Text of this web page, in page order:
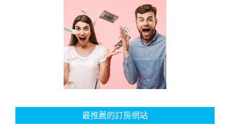
最推薦的訂房網站